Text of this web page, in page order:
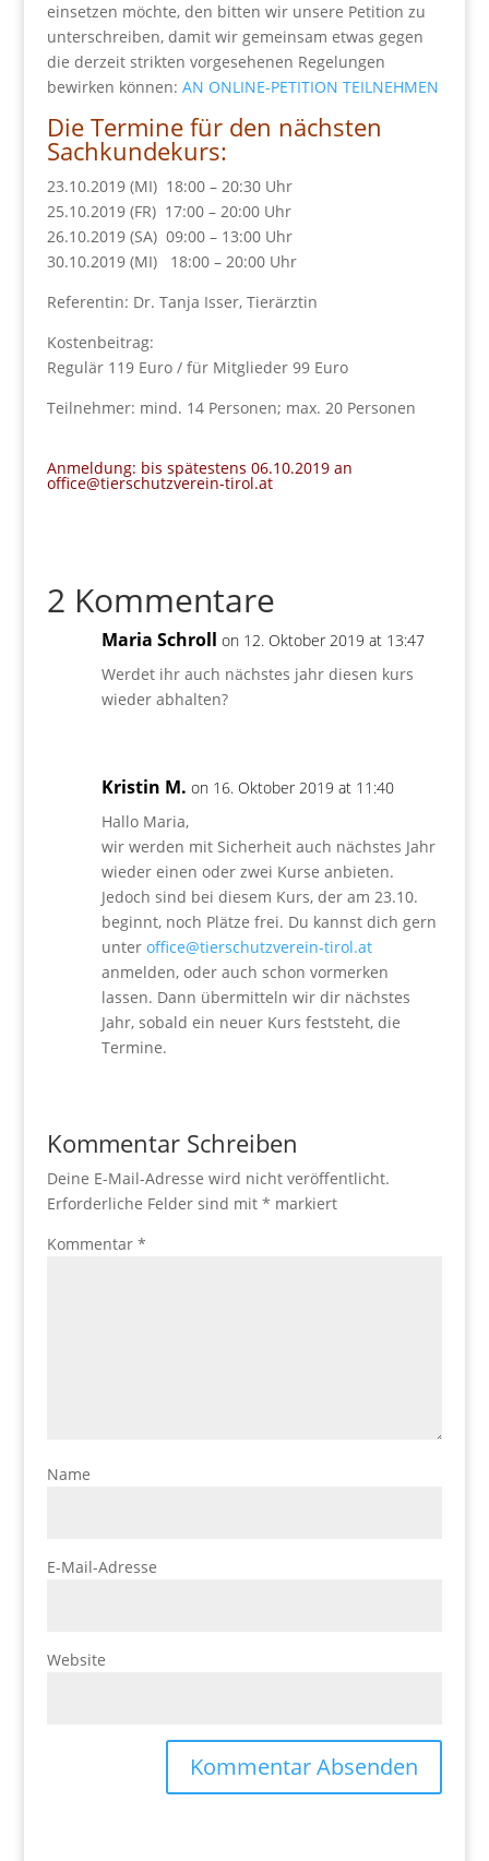
einsetzen möchte, den bitten wir unsere Petition zu
unterschreiben, damit wir gemeinsam etwas gegen
die derzeit strikten vorgesehenen Regelungen
bewirken können: AN ONLINE-PETITION TEILNEHMEN
Die Termine für den nächsten
Sachkundekurs:
23.10.2019 (MI) 18:00 – 20:30 Uhr
25.10.2019 (FR) 17:00 – 20:00 Uhr
26.10.2019 (SA) 09:00 – 13:00 Uhr
30.10.2019 (MI) 18:00 – 20:00 Uhr
Referentin: Dr. Tanja Isser, Tierärztin
Kostenbeitrag:
Regulär 119 Euro / für Mitglieder 99 Euro
Teilnehmer: mind. 14 Personen; max. 20 Personen
Anmeldung: bis spätestens 06.10.2019 an
office@tierschutzverein-tirol.at
2 Kommentare
Maria Schroll on 12. Oktober 2019 at 13:47
Werdet ihr auch nächstes jahr diesen kurs
wieder abhalten?
Kristin M. on 16. Oktober 2019 at 11:40
Hallo Maria,
wir werden mit Sicherheit auch nächstes Jahr
wieder einen oder zwei Kurse anbieten.
Jedoch sind bei diesem Kurs, der am 23.10.
beginnt, noch Plätze frei. Du kannst dich gern
unter office@tierschutzverein-tirol.at
anmelden, oder auch schon vormerken
lassen. Dann übermitteln wir dir nächstes
Jahr, sobald ein neuer Kurs feststeht, die
Termine.
Kommentar Schreiben
Deine E-Mail-Adresse wird nicht veröffentlicht.
Erforderliche Felder sind mit * markiert
Kommentar *
Name
E-Mail-Adresse
Website